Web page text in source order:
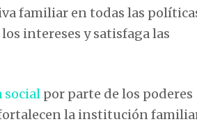
familiar en todas las
intereses y satisfaga las
social por parte de los poderes
la institución